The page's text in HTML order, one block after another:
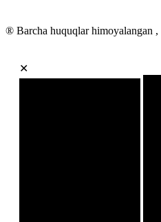
® Barcha huquqlar himoyalangan ,
✕